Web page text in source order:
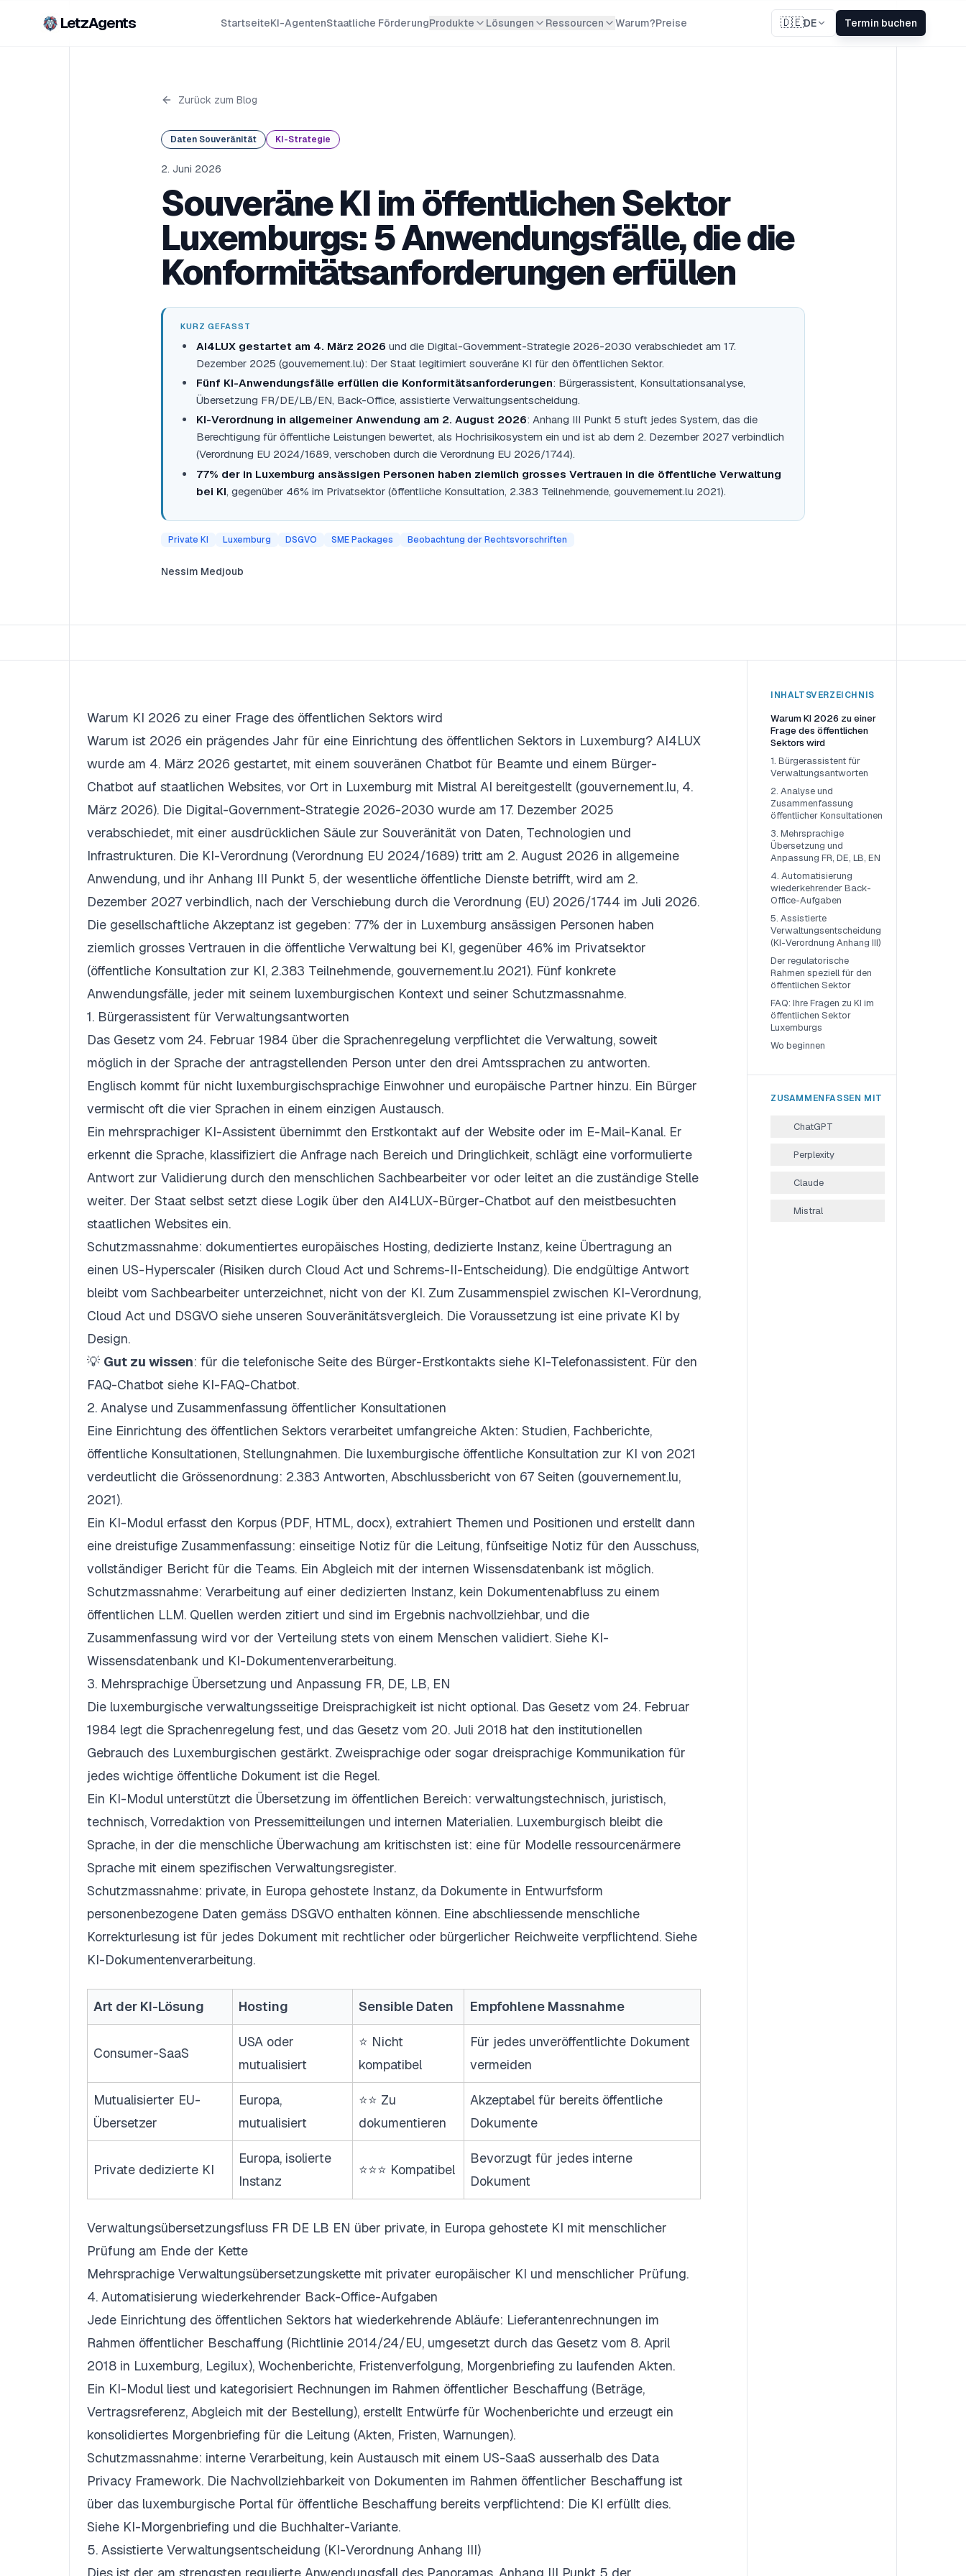
LetzAgents StartseiteKI-AgentenStaatliche FörderungProdukte Lösungen Ressourcen Warum?Preise 🇩🇪DE Termin buchen
Zurück zum Blog
Daten Souveränität KI-Strategie
2. Juni 2026
Souveräne KI im öffentlichen Sektor
Luxemburgs: 5 Anwendungsfälle, die die
Konformitätsanforderungen erfüllen
KURZ GEFASST
AI4LUX gestartet am 4. März 2026 und die Digital-Government-Strategie 2026-2030 verabschiedet am 17.
Dezember 2025 (gouvernement.lu): Der Staat legitimiert souveräne KI für den öffentlichen Sektor.
Fünf KI-Anwendungsfälle erfüllen die Konformitätsanforderungen: Bürgerassistent, Konsultationsanalyse,
Übersetzung FR/DE/LB/EN, Back-Office, assistierte Verwaltungsentscheidung.
KI-Verordnung in allgemeiner Anwendung am 2. August 2026: Anhang III Punkt 5 stuft jedes System, das die
Berechtigung für öffentliche Leistungen bewertet, als Hochrisikosystem ein und ist ab dem 2. Dezember 2027 verbindlich
(Verordnung EU 2024/1689, verschoben durch die Verordnung EU 2026/1744).
77% der in Luxemburg ansässigen Personen haben ziemlich grosses Vertrauen in die öffentliche Verwaltung
bei KI, gegenüber 46% im Privatsektor (öffentliche Konsultation, 2.383 Teilnehmende, gouvernement.lu 2021).
Private KI Luxemburg DSGVO SME Packages Beobachtung der Rechtsvorschriften
Nessim Medjoub
Warum KI 2026 zu einer Frage des öffentlichen Sektors wird
Warum ist 2026 ein prägendes Jahr für eine Einrichtung des öffentlichen Sektors in Luxemburg? AI4LUX
wurde am 4. März 2026 gestartet, mit einem souveränen Chatbot für Beamte und einem Bürger-
Chatbot auf staatlichen Websites, vor Ort in Luxemburg mit Mistral AI bereitgestellt (gouvernement.lu, 4.
März 2026). Die Digital-Government-Strategie 2026-2030 wurde am 17. Dezember 2025
verabschiedet, mit einer ausdrücklichen Säule zur Souveränität von Daten, Technologien und
Infrastrukturen. Die KI-Verordnung (Verordnung EU 2024/1689) tritt am 2. August 2026 in allgemeine
Anwendung, und ihr Anhang III Punkt 5, der wesentliche öffentliche Dienste betrifft, wird am 2.
Dezember 2027 verbindlich, nach der Verschiebung durch die Verordnung (EU) 2026/1744 im Juli 2026.
Die gesellschaftliche Akzeptanz ist gegeben: 77% der in Luxemburg ansässigen Personen haben
ziemlich grosses Vertrauen in die öffentliche Verwaltung bei KI, gegenüber 46% im Privatsektor
(öffentliche Konsultation zur KI, 2.383 Teilnehmende, gouvernement.lu 2021). Fünf konkrete
Anwendungsfälle, jeder mit seinem luxemburgischen Kontext und seiner Schutzmassnahme.
1. Bürgerassistent für Verwaltungsantworten
Das Gesetz vom 24. Februar 1984 über die Sprachenregelung verpflichtet die Verwaltung, soweit
möglich in der Sprache der antragstellenden Person unter den drei Amtssprachen zu antworten.
Englisch kommt für nicht luxemburgischsprachige Einwohner und europäische Partner hinzu. Ein Bürger
vermischt oft die vier Sprachen in einem einzigen Austausch.
Ein mehrsprachiger KI-Assistent übernimmt den Erstkontakt auf der Website oder im E-Mail-Kanal. Er
erkennt die Sprache, klassifiziert die Anfrage nach Bereich und Dringlichkeit, schlägt eine vorformulierte
Antwort zur Validierung durch den menschlichen Sachbearbeiter vor oder leitet an die zuständige Stelle
weiter. Der Staat selbst setzt diese Logik über den AI4LUX-Bürger-Chatbot auf den meistbesuchten
staatlichen Websites ein.
Schutzmassnahme: dokumentiertes europäisches Hosting, dedizierte Instanz, keine Übertragung an
einen US-Hyperscaler (Risiken durch Cloud Act und Schrems-II-Entscheidung). Die endgültige Antwort
bleibt vom Sachbearbeiter unterzeichnet, nicht von der KI. Zum Zusammenspiel zwischen KI-Verordnung,
Cloud Act und DSGVO siehe unseren Souveränitätsvergleich. Die Voraussetzung ist eine private KI by
Design.
💡 Gut zu wissen: für die telefonische Seite des Bürger-Erstkontakts siehe KI-Telefonassistent. Für den
FAQ-Chatbot siehe KI-FAQ-Chatbot.
2. Analyse und Zusammenfassung öffentlicher Konsultationen
Eine Einrichtung des öffentlichen Sektors verarbeitet umfangreiche Akten: Studien, Fachberichte,
öffentliche Konsultationen, Stellungnahmen. Die luxemburgische öffentliche Konsultation zur KI von 2021
verdeutlicht die Grössenordnung: 2.383 Antworten, Abschlussbericht von 67 Seiten (gouvernement.lu,
2021).
Ein KI-Modul erfasst den Korpus (PDF, HTML, docx), extrahiert Themen und Positionen und erstellt dann
eine dreistufige Zusammenfassung: einseitige Notiz für die Leitung, fünfseitige Notiz für den Ausschuss,
vollständiger Bericht für die Teams. Ein Abgleich mit der internen Wissensdatenbank ist möglich.
Schutzmassnahme: Verarbeitung auf einer dedizierten Instanz, kein Dokumentenabfluss zu einem
öffentlichen LLM. Quellen werden zitiert und sind im Ergebnis nachvollziehbar, und die
Zusammenfassung wird vor der Verteilung stets von einem Menschen validiert. Siehe KI-
Wissensdatenbank und KI-Dokumentenverarbeitung.
3. Mehrsprachige Übersetzung und Anpassung FR, DE, LB, EN
Die luxemburgische verwaltungsseitige Dreisprachigkeit ist nicht optional. Das Gesetz vom 24. Februar
1984 legt die Sprachenregelung fest, und das Gesetz vom 20. Juli 2018 hat den institutionellen
Gebrauch des Luxemburgischen gestärkt. Zweisprachige oder sogar dreisprachige Kommunikation für
jedes wichtige öffentliche Dokument ist die Regel.
Ein KI-Modul unterstützt die Übersetzung im öffentlichen Bereich: verwaltungstechnisch, juristisch,
technisch, Vorredaktion von Pressemitteilungen und internen Materialien. Luxemburgisch bleibt die
Sprache, in der die menschliche Überwachung am kritischsten ist: eine für Modelle ressourcenärmere
Sprache mit einem spezifischen Verwaltungsregister.
Schutzmassnahme: private, in Europa gehostete Instanz, da Dokumente in Entwurfsform
personenbezogene Daten gemäss DSGVO enthalten können. Eine abschliessende menschliche
Korrekturlesung ist für jedes Dokument mit rechtlicher oder bürgerlicher Reichweite verpflichtend. Siehe
KI-Dokumentenverarbeitung.
Art der KI-Lösung Hosting Sensible Daten Empfohlene Massnahme
Consumer-SaaS
USA oder
mutualisiert
⭐ Nicht
kompatibel
Für jedes unveröffentlichte Dokument
vermeiden
Mutualisierter EU-
Übersetzer
Europa,
mutualisiert
⭐⭐ Zu
dokumentieren
Akzeptabel für bereits öffentliche
Dokumente
Private dedizierte KI
Europa, isolierte
Instanz
⭐⭐⭐ Kompatibel
Bevorzugt für jedes interne
Dokument
Verwaltungsübersetzungsfluss FR DE LB EN über private, in Europa gehostete KI mit menschlicher
Prüfung am Ende der Kette
Mehrsprachige Verwaltungsübersetzungskette mit privater europäischer KI und menschlicher Prüfung.
4. Automatisierung wiederkehrender Back-Office-Aufgaben
Jede Einrichtung des öffentlichen Sektors hat wiederkehrende Abläufe: Lieferantenrechnungen im
Rahmen öffentlicher Beschaffung (Richtlinie 2014/24/EU, umgesetzt durch das Gesetz vom 8. April
2018 in Luxemburg, Legilux), Wochenberichte, Fristenverfolgung, Morgenbriefing zu laufenden Akten.
Ein KI-Modul liest und kategorisiert Rechnungen im Rahmen öffentlicher Beschaffung (Beträge,
Vertragsreferenz, Abgleich mit der Bestellung), erstellt Entwürfe für Wochenberichte und erzeugt ein
konsolidiertes Morgenbriefing für die Leitung (Akten, Fristen, Warnungen).
Schutzmassnahme: interne Verarbeitung, kein Austausch mit einem US-SaaS ausserhalb des Data
Privacy Framework. Die Nachvollziehbarkeit von Dokumenten im Rahmen öffentlicher Beschaffung ist
über das luxemburgische Portal für öffentliche Beschaffung bereits verpflichtend: Die KI erfüllt dies.
Siehe KI-Morgenbriefing und die Buchhalter-Variante.
5. Assistierte Verwaltungsentscheidung (KI-Verordnung Anhang III)
Dies ist der am strengsten regulierte Anwendungsfall des Panoramas. Anhang III Punkt 5 der
INHALTSVERZEICHNIS
Warum KI 2026 zu einer
Frage des öffentlichen
Sektors wird
1. Bürgerassistent für
Verwaltungsantworten
2. Analyse und
Zusammenfassung
öffentlicher Konsultationen
3. Mehrsprachige
Übersetzung und
Anpassung FR, DE, LB, EN
4. Automatisierung
wiederkehrender Back-
Office-Aufgaben
5. Assistierte
Verwaltungsentscheidung
(KI-Verordnung Anhang III)
Der regulatorische
Rahmen speziell für den
öffentlichen Sektor
FAQ: Ihre Fragen zu KI im
öffentlichen Sektor
Luxemburgs
Wo beginnen
ZUSAMMENFASSEN MIT
ChatGPT
Perplexity
Claude
Mistral